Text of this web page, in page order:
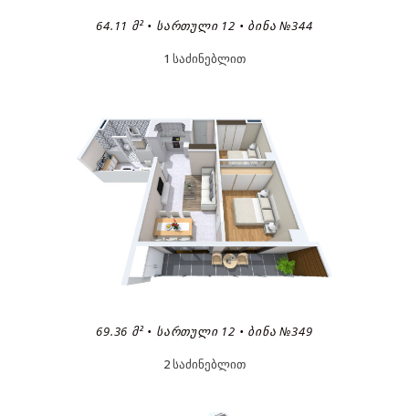
64.11 Მ² • ᲡᲐᲠᲗᲣᲚᲘ 12 • ᲑᲘᲜᲐ №344
1 საძინებლით
69.36 Მ² • ᲡᲐᲠᲗᲣᲚᲘ 12 • ᲑᲘᲜᲐ №349
2 საძინებლით